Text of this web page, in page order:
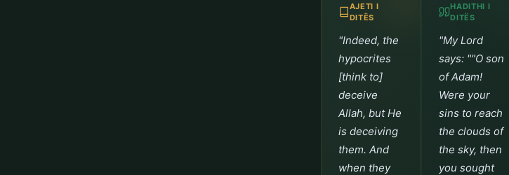
AJETI I
DITËS
"Indeed, the
hypocrites
[think to]
deceive
Allah, but He
is deceiving
them. And
when they
HADITHI I
DITËS
"My Lord
says: ""O son
of Adam!
Were your
sins to reach
the clouds of
the sky, then
you sought